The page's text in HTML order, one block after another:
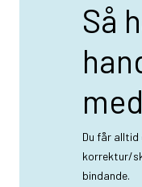
Så
Du får
korrektur/
bindande.